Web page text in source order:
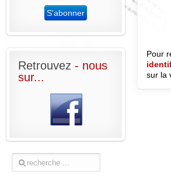
Pour
sur la
Retrouvez - nous
sur...